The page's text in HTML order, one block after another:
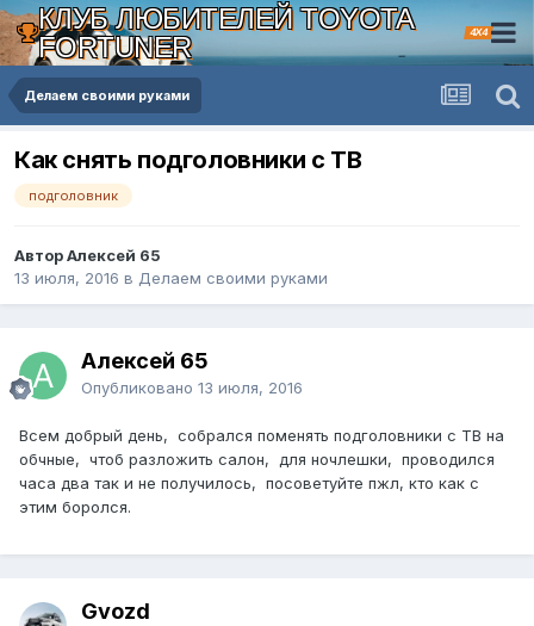
КЛУБ ЛЮБИТЕЛЕЙ TOYOTA
FORTUNER
4X4
Делаем своими руками
Как снять подголовники с ТВ
подголовник
Автор Алексей 65
13 июля, 2016 в Делаем своими руками
Алексей 65
Опубликовано 13 июля, 2016
Всем добрый день, собрался поменять подголовники с ТВ на
обчные, чтоб разложить салон, для ночлешки, проводился
часа два так и не получилось, посоветуйте пжл, кто как с
этим боролся.
Gvozd